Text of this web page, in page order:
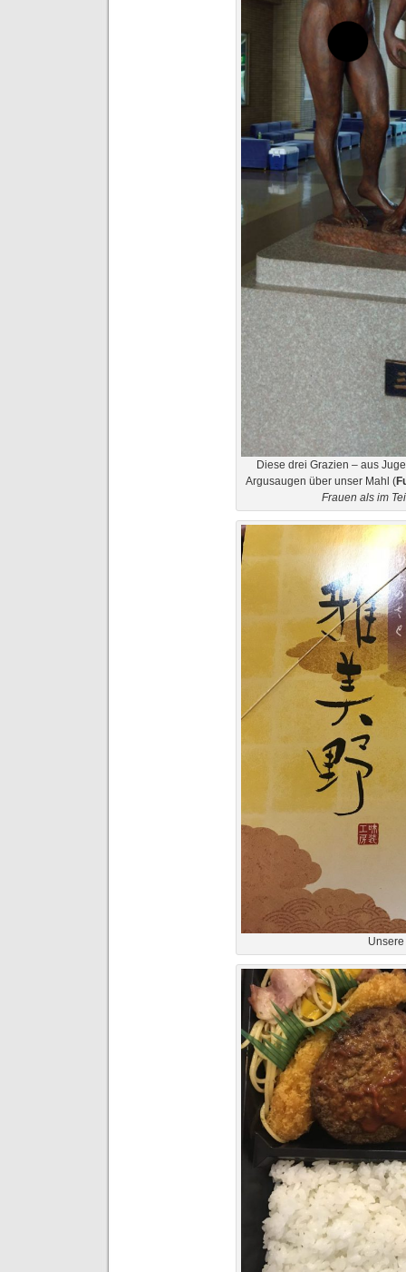
Diese drei Grazien – aus
Argusaugen über unser Mahl (
Frauen als im